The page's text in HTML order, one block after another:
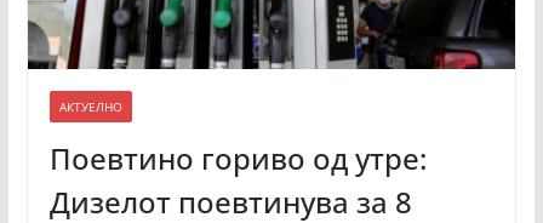
АКТУЕЛНО
Поевтино гориво од утре:
Дизелот поевтинува за 8